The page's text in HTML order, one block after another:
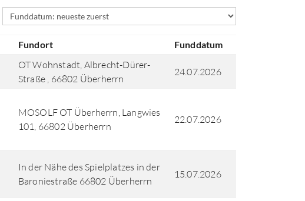
Sortierfeld
Fundort Funddatum
OT Wohnstadt, Albrecht-Dürer-
Straße , 66802 Überherrn
24.07.2026
MOSOLF OT Überherrn, Langwies
101, 66802 Überherrn
22.07.2026
In der Nähe des Spielplatzes in der
Baroniestraße 66802 Überherrn
15.07.2026